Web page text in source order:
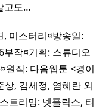
고도…
미스터리¤방송일:
작¤기획: 스튜디오
원작: 다음웹툰 <경이
, 김세정, 염혜란 외
트리밍: 넷플릭스, 티